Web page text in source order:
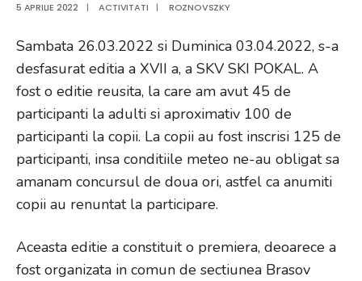
5 APRILIE 2022 | ACTIVITATI | ROZNOVSZKY
Sambata 26.03.2022 si Duminica 03.04.2022, s-a
desfasurat editia a XVII a, a SKV SKI POKAL. A
fost o editie reusita, la care am avut 45 de
participanti la adulti si aproximativ 100 de
participanti la copii. La copii au fost inscrisi 125 de
participanti, insa conditiile meteo ne-au obligat sa
amanam concursul de doua ori, astfel ca anumiti
copii au renuntat la participare.
Aceasta editie a constituit o premiera, deoarece a
fost organizata in comun de sectiunea Brasov